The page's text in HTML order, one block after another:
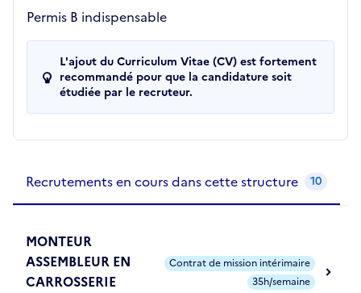
Permis B indispensable
L'ajout du Curriculum Vitae (CV) est fortement
recommandé pour que la candidature soit
étudiée par le recruteur.
Recrutements en cours dans cette structure 10
MONTEUR
ASSEMBLEUR EN
CARROSSERIE
Contrat de mission intérimaire
35h/semaine